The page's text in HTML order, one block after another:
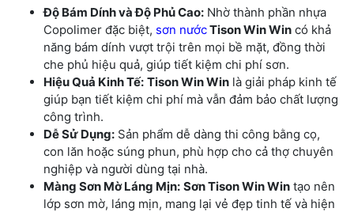
Độ Bám Dính và Độ Phủ Cao: Nhờ thành phần nhựa
Copolimer đặc biệt, sơn nướcTison Win Win có khả
năng bám dính vượt trội trên mọi bề mặt, đồng thời
che phủ hiệu quả, giúp tiết kiệm chi phí sơn.
Hiệu Quả Kinh Tế: Tison Win Win là giải pháp kinh tế
giúp bạn tiết kiệm chi phí mà vẫn đảm bảo chất lượng
công trình.
Dễ Sử Dụng: Sản phẩm dễ dàng thi công bằng cọ,
con lăn hoặc súng phun, phù hợp cho cả thợ chuyên
nghiệp và người dùng tại nhà.
Màng Sơn Mờ Láng Mịn: Sơn Tison Win Win tạo nên
lớp sơn mờ, láng mịn, mang lại vẻ đẹp tinh tế và hiện